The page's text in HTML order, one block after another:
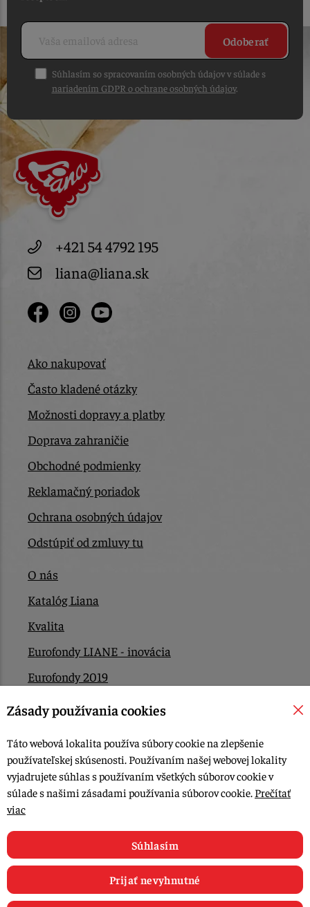
Odoberať
Súhlasím so spracovaním osobných údajov v súlade s
nariadením GDPR o ochrane osobných údajov.
+421 54 4792 195
liana@liana.sk
Ako nakupovať
Často kladené otázky
Možnosti dopravy a platby
Doprava zahraničie
Obchodné podmienky
Reklamačný poriadok
Ochrana osobných údajov
Odstúpiť od zmluvy tu
O nás
Katalóg Liana
Kvalita
Eurofondy LIANE - inovácia
Eurofondy 2019
Eurofondy 2022/2023
Kontakt
© 2015-2026, LIANA GOLIAŠ s.r.o. všetky práva vyhradené.
Upraviť nastavenia Cookies
Zásady používania cookies
Táto webová lokalita používa súbory cookie na zlepšenie
používateľskej skúsenosti. Používaním našej webovej lokality
vyjadrujete súhlas s používaním všetkých súborov cookie v
súlade s našimi zásadami používania súborov cookie. Prečítať
viac
Súhlasím
Prijať nevyhnutné